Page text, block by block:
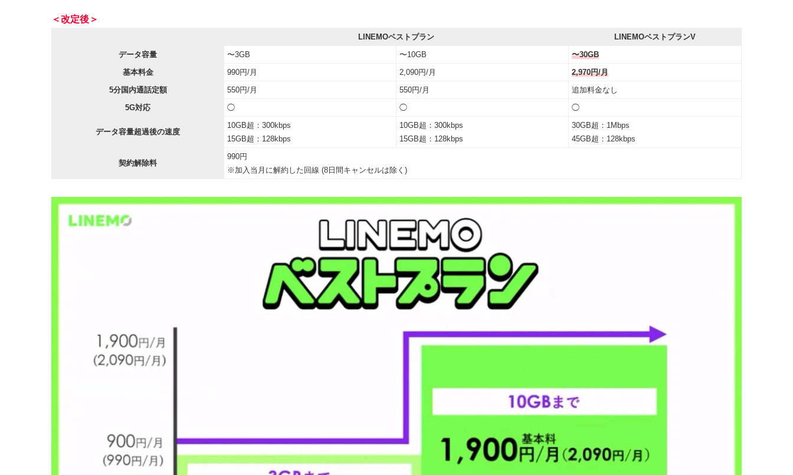
＜改定後＞
LINEMOベストプラン
LINEMOベストプランV
データ容量
〜3GB 〜10GB
〜30GB
基本料金
990円/月 2,090円/月
2,970円/月
5分国内通話定額
550円/月 550円/月
追加料金なし
5G対応
◯ ◯ ◯
データ容量超過後の速度
10GB超：300kbps
15GB超：128kbps
10GB超：300kbps
15GB超：128kbps
30GB超：1Mbps
45GB超：128kbps
契約解除料
990円
※加入当月に解約した回線 (8日間キャンセルは除く)